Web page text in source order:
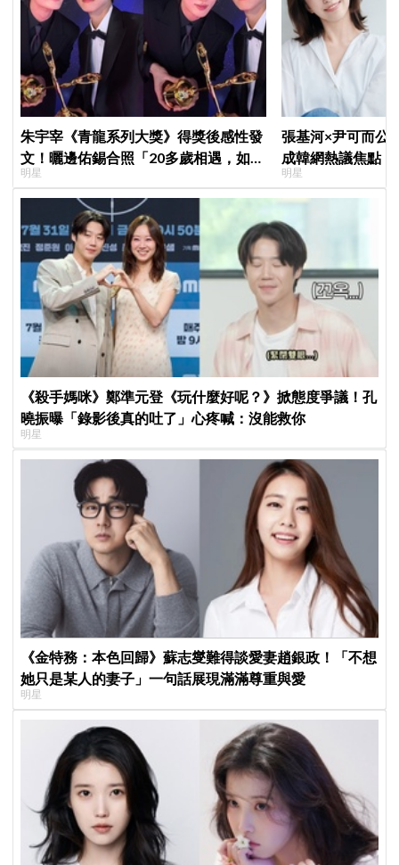
朱宇宰《青龍系列大獎》得獎後感性發
文！曬邊佑錫合照「20多歲相遇，如今
一起站上頒獎舞台」
明星
張基河×尹可而公
成韓網熱議焦點
媽僅差5歲」
明星
《殺手媽咪》鄭準元登《玩什麼好呢？》掀態度爭議！孔
曉振曝「錄影後真的吐了」心疼喊：沒能救你
明星
《金特務：本色回歸》蘇志燮難得談愛妻趙銀政！「不想
她只是某人的妻子」一句話展現滿滿尊重與愛
明星